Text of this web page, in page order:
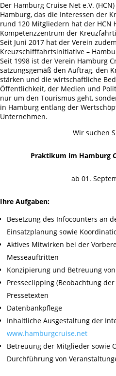
Der Hamburg Cruise Net e.V.
Hamburg, das die Interessen der
rund 120 Mitgliedern hat der HCN
Kompetenzzentrum der
Seit Juni 2017 hat der Verein
Kreuzschifffahrtsinitiative –
Seit 1998 ist der Verein Hamburg
satzungsgemäß den Auftrag, den
stärken und die wirtschaftliche
Öffentlichkeit, der Medien und
nur um den Tourismus geht,
in Hamburg entlang der
Unternehmen.
Wir suchen
Praktikum im Hamburg
ab 01.
Ihre Aufgaben:
Besetzung des Infocounters an
Einsatzplanung sowie
Aktives Mitwirken bei der
Messeauftritten
Konzipierung und Betreuung von
Presseclipping (Beobachtung
Pressetexten
Datenbankpflege
Inhaltliche Ausgestaltung der
www.hamburgcruise.net
Betreuung der Mitglieder sowie
Durchführung von